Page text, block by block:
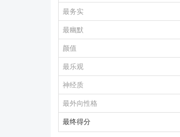
最务实
最幽默
颜值
最乐观
神经质
最外向性格
最终得分